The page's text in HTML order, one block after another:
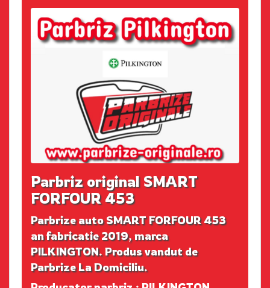
Parbriz original SMART
FORFOUR 453
Parbrize auto SMART FORFOUR 453
an fabricatie 2019, marca
PILKINGTON. Produs vandut de
Parbrize La Domiciliu.